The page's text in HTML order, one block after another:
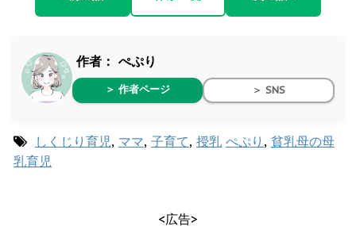
作者： ぺぷり
＞ 作者ページ ＞ SNS
しくじり育児, ママ, 子育て, 授乳 ぺぷり , 貧乳母の母
乳育児
<広告>